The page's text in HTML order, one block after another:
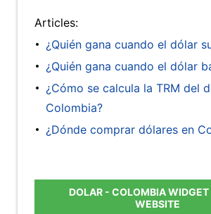
Articles:
¿Quién gana cuando el dólar
¿Quién gana cuando el dólar
¿Cómo se calcula la TRM del
Colombia?
¿Dónde comprar dólares en
DOLAR - COLOMBIA WIDGET
WEBSITE